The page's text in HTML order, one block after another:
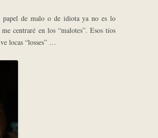
de malo o de idiota ya no es lo
centraré en los “malotes”. Esos tíos
locas “losses” …